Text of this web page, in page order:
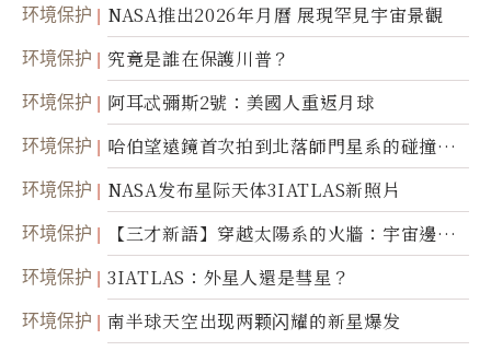
环境保护 NASA推出2026年月曆 展現罕見宇宙景觀
环境保护 究竟是誰在保護川普？
环境保护 阿耳忒彌斯2號：美國人重返月球
环境保护
哈伯望遠鏡首次拍到北落師門星系的碰撞與
爆炸
环境保护 NASA发布星际天体3IATLAS新照片
环境保护
【三才新語】穿越太陽系的火牆：宇宙邊界
新啟示
环境保护 3IATLAS：外星人還是彗星？
环境保护 南半球天空出现两颗闪耀的新星爆发